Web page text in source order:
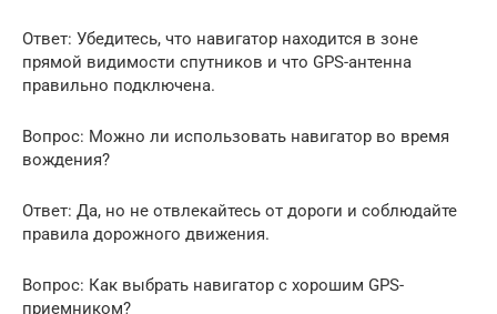
Ответ: Убедитесь, что навигатор находится в зоне
прямой видимости спутников и что GPS-антенна
правильно подключена.
Вопрос: Можно ли использовать навигатор во время
вождения?
Ответ: Да, но не отвлекайтесь от дороги и соблюдайте
правила дорожного движения.
Вопрос: Как выбрать навигатор с хорошим GPS-
приемником?